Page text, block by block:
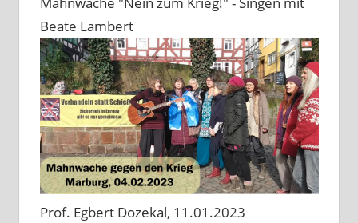
Beate Lambert
Prof. Egbert Dozekal, 11.01.2023